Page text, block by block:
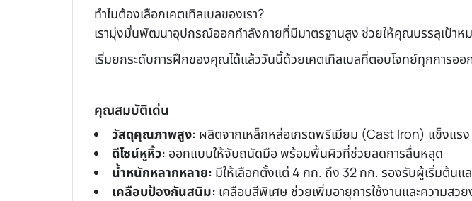
ทำไมต้องเลือกเคตเทิลเบลของเรา?
เรามุ่งมั่นพัฒนาอุปกรณ์ออกกำลังกายที่มีมาตรฐานสูง ช่วยให้คุณบรรลุเป้า
เริ่มยกระดับการฝึกของคุณได้แล้ววันนี้ด้วยเคตเทิลเบลที่ตอบโจทย์ทุกการออ
คุณสมบัติเด่น
วัสดุคุณภาพสูง: ผลิตจากเหล็กหล่อเกรดพรีเมียม (Cast Iron) แข็งแรง
ดีไซน์หูหิ้ว: ออกแบบให้จับถนัดมือ พร้อมพื้นผิวที่ช่วยลดการลื่นหลุด
น้ำหนักหลากหลาย: มีให้เลือกตั้งแต่ 4 กก. ถึง 32 กก. รองรับผู้เริ่มต้นแ
เคลือบป้องกันสนิม: เคลือบสีพิเศษ ช่วยเพิ่มอายุการใช้งานและความสวย